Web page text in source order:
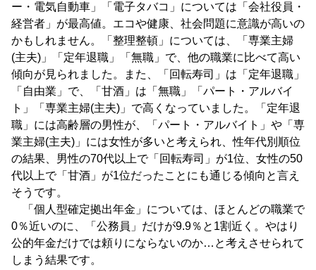
ー・電気自動車」「電子タバコ」については「会社役員・
経営者」が最高値。エコや健康、社会問題に意識が高いの
かもしれません。「整理整頓」については、「専業主婦
(主夫)」「定年退職」「無職」で、他の職業に比べて高い
傾向が見られました。また、「回転寿司」は「定年退職」
「自由業」で、「甘酒」は「無職」「パート・アルバイ
ト」「専業主婦(主夫)」で高くなっていました。「定年退
職」には高齢層の男性が、「パート・アルバイト」や「専
業主婦(主夫)」には女性が多いと考えられ、性年代別順位
の結果、男性の70代以上で「回転寿司」が1位、女性の50
代以上で「甘酒」が1位だったことにも通じる傾向と言え
そうです。
「個人型確定拠出年金」については、ほとんどの職業で
0％近いのに、「公務員」だけが9.9％と1割近く。やはり
公的年金だけでは頼りにならないのか…と考えさせられて
しまう結果です。